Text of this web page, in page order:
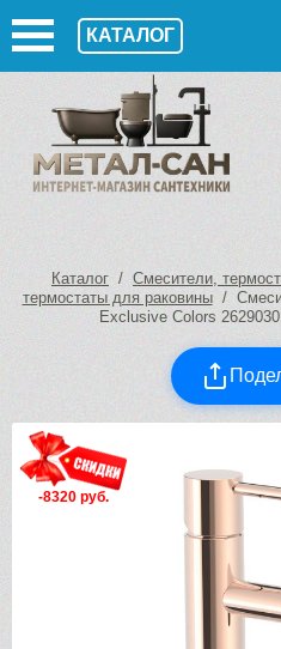
КАТАЛОГ
Каталог / Смесители,
термостаты для раковины/
Exclusive Colors
-8320 руб.